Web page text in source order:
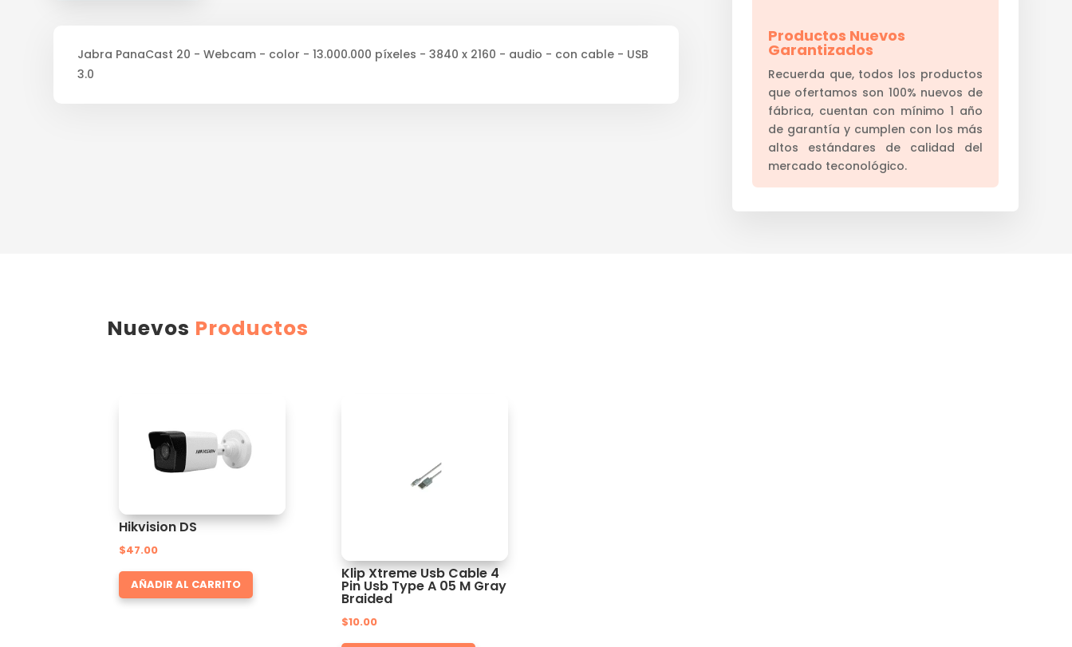
Jabra PanaCast 20 - Webcam - color - 13.000.000 píxeles - 3840 x 2160 - audio - con cable - USB
3.0
Productos Nuevos
Garantizados
Recuerda que, todos los productos
que ofertamos son 100% nuevos de
fábrica, cuentan con mínimo 1 año
de garantía y cumplen con los más
altos estándares de calidad del
mercado teconológico.
Nuevos Productos
Hikvision DS
$47.00
AÑADIR AL CARRITO
Klip Xtreme Usb Cable 4
Pin Usb Type A 05 M Gray
Braided
$10.00